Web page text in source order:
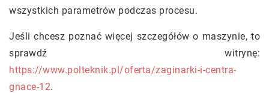
wszystkich parametrów podczas procesu.
Jeśli chcesz poznać więcej szczegółów o maszynie, to
sprawdź witrynę:
https://www.polteknik.pl/oferta/zaginarki-i-centra-
gnace-12.